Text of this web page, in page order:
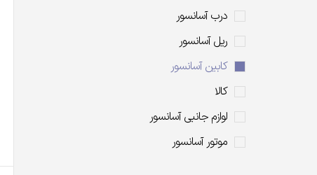
درب آسانسور
ریل آسانسور
کابین آسانسور
کالا
لوازم جانبی آسانسور
موتور آسانسور